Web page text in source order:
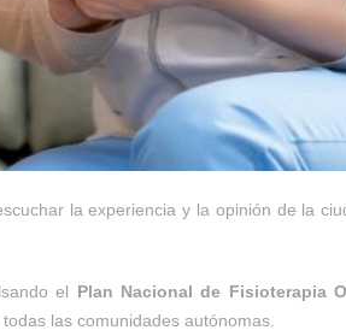
la experiencia y la opinión de la
el Plan Nacional de Fisioterapia
las comunidades autónomas.